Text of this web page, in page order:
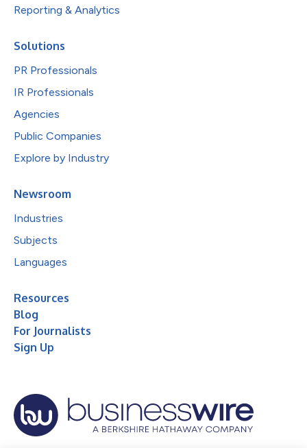
Reporting & Analytics
Solutions
PR Professionals
IR Professionals
Agencies
Public Companies
Explore by Industry
Newsroom
Industries
Subjects
Languages
Resources
Blog
For Journalists
Sign Up